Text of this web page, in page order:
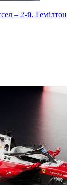
– 2-й, Гемілтон